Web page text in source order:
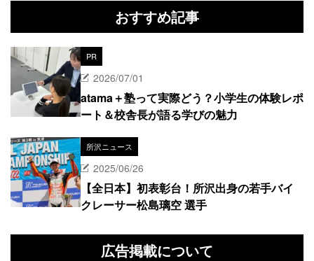
おすすめ記事
PR
2026/07/01
atama＋塾って実際どう？小学生の体験レポ
ート＆校舎長が語る学びの魅力
所沢ニュース
2025/06/26
【全日本】初表彰台！所沢出身の若手バイ
クレーサー松島璃空 選手
広告掲載について